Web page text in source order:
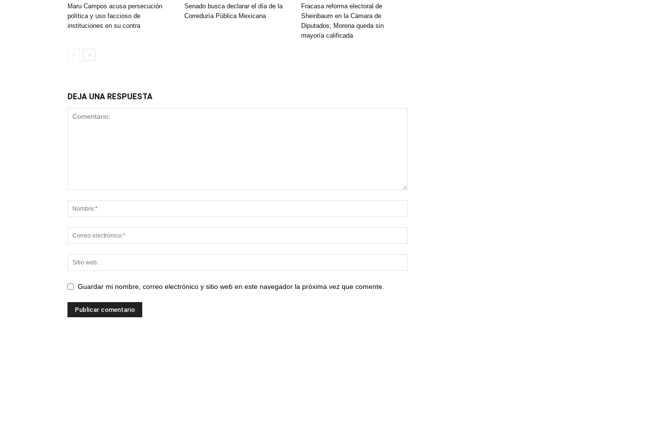
Maru Campos acusa persecución
política y uso faccioso de
instituciones en su contra
Senado busca declarar el día de la
Correduría Pública Mexicana
Fracasa reforma electoral de
Sheinbaum en la Cámara de
Diputados; Morena queda sin
mayoría calificada
DEJA UNA RESPUESTA
Guardar mi nombre, correo electrónico y sitio web en este navegador la próxima vez que comente.